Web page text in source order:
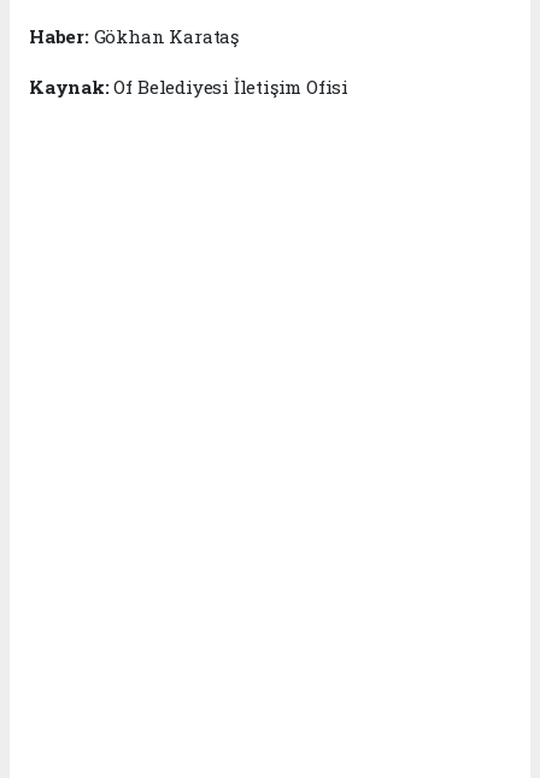
Haber: Gökhan Karataş
Kaynak:Of Belediyesi İletişim Ofisi